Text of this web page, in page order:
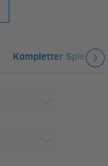
Kompletter Spielplan